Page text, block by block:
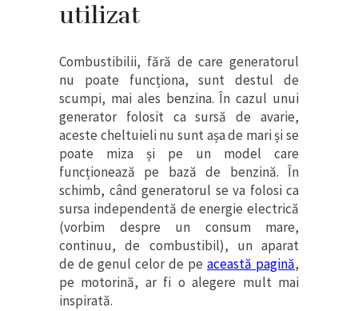
utilizat
Combustibilii, fără de care generatorul
nu poate funcționa, sunt destul de
scumpi, mai ales benzina. În cazul unui
generator folosit ca sursă de avarie,
aceste cheltuieli nu sunt așa de mari și se
poate miza și pe un model care
funcționează pe bază de benzină. În
schimb, când generatorul se va folosi ca
sursa independentă de energie electrică
(vorbim despre un consum mare,
continuu, de combustibil), un aparat
de de genul celor de pe această pagină,
pe motorină, ar fi o alegere mult mai
inspirată.